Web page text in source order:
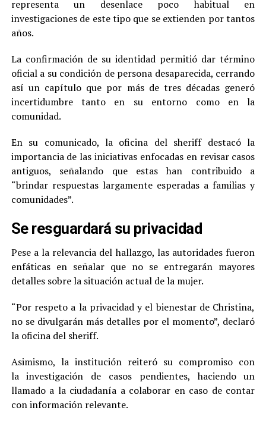
representa un desenlace poco habitual en
investigaciones de este tipo que se extienden por tantos
años.
La confirmación de su identidad permitió dar término
oficial a su condición de persona desaparecida, cerrando
así un capítulo que por más de tres décadas generó
incertidumbre tanto en su entorno como en la
comunidad.
En su comunicado, la oficina del sheriff destacó la
importancia de las iniciativas enfocadas en revisar casos
antiguos, señalando que estas han contribuido a
“brindar respuestas largamente esperadas a familias y
comunidades”.
Se resguardará su privacidad
Pese a la relevancia del hallazgo, las autoridades fueron
enfáticas en señalar que no se entregarán mayores
detalles sobre la situación actual de la mujer.
“Por respeto a la privacidad y el bienestar de Christina,
no se divulgarán más detalles por el momento”, declaró
la oficina del sheriff.
Asimismo, la institución reiteró su compromiso con
la investigación de casos pendientes, haciendo un
llamado a la ciudadanía a colaborar en caso de contar
con información relevante.